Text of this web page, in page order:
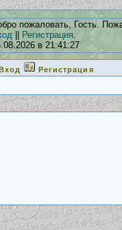
пожаловать, Гость.
Регистрация.
в 21:41:27
Регистрация